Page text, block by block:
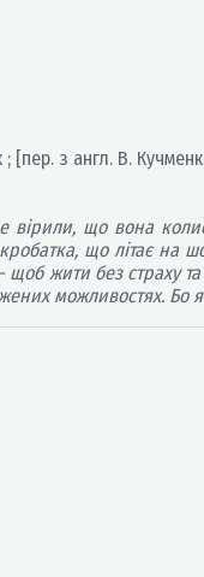
[пер. з англ. В.
що вона
що літає
щоб жити без
можливостях. Бо